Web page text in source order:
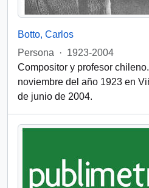
Botto, Carlos
Persona
· 1923-2004
Compositor y profesor
noviembre del año 1923 en
de junio de 2004.